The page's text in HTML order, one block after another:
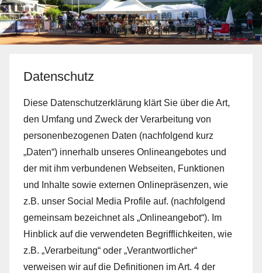
Datenschutz
Diese Datenschutzerklärung klärt Sie über die Art,
den Umfang und Zweck der Verarbeitung von
personenbezogenen Daten (nachfolgend kurz
„Daten“) innerhalb unseres Onlineangebotes und
der mit ihm verbundenen Webseiten, Funktionen
und Inhalte sowie externen Onlinepräsenzen, wie
z.B. unser Social Media Profile auf. (nachfolgend
gemeinsam bezeichnet als „Onlineangebot“). Im
Hinblick auf die verwendeten Begrifflichkeiten, wie
z.B. „Verarbeitung“ oder „Verantwortlicher“
verweisen wir auf die Definitionen im Art. 4 der